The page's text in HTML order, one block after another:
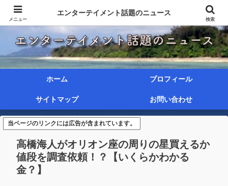
ホーム プロフィール
サイトマップ お問い合わせ
当ページのリンクには広告が含まれています。
高橋海人がオリオン座の周りの星買えるか
値段を調査依頼！？【いくらかわかる
金？】
メニュー
エンターテイメント話題のニュース
検索